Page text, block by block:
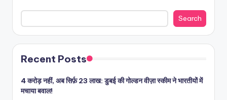
Search
Recent Posts
4 करोड़ नहीं, अब सिर्फ़ 23 लाख: डुबई की गोल्डन वीज़ा स्कीम ने भारतीयों में
मचाया बवाल!